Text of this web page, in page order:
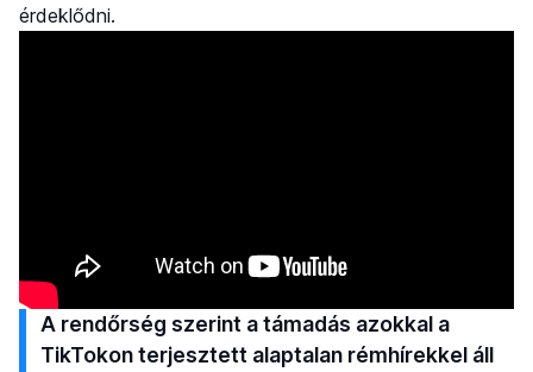
érdeklődni.
A rendőrség szerint a támadás azokkal a
TikTokon terjesztett alaptalan rémhírekkel áll